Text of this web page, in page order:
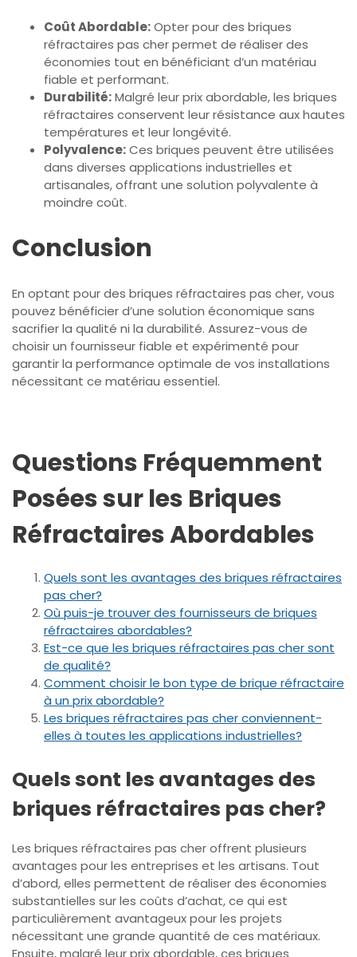
Coût Abordable:Opter pour des briques
réfractaires pas cher permet de réaliser des
économies tout en bénéficiant d’un matériau
fiable et performant.
Durabilité:Malgré leur prix abordable, les briques
réfractaires conservent leur résistance aux hautes
températures et leur longévité.
Polyvalence:Ces briques peuvent être utilisées
dans diverses applications industrielles et
artisanales, offrant une solution polyvalente à
moindre coût.
Conclusion
En optant pour des briques réfractaires pas cher, vous
pouvez bénéficier d’une solution économique sans
sacrifier la qualité ni la durabilité. Assurez-vous de
choisir un fournisseur fiable et expérimenté pour
garantir la performance optimale de vos installations
nécessitant ce matériau essentiel.
Questions Fréquemment
Posées sur les Briques
Réfractaires Abordables
Quels sont les avantages des briques réfractaires
pas cher?
Où puis-je trouver des fournisseurs de briques
réfractaires abordables?
Est-ce que les briques réfractaires pas cher sont
de qualité?
Comment choisir le bon type de brique réfractaire
à un prix abordable?
Les briques réfractaires pas cher conviennent-
elles à toutes les applications industrielles?
Quels sont les avantages des
briques réfractaires pas cher?
Les briques réfractaires pas cher offrent plusieurs
avantages pour les entreprises et les artisans. Tout
d’abord, elles permettent de réaliser des économies
substantielles sur les coûts d’achat, ce qui est
particulièrement avantageux pour les projets
nécessitant une grande quantité de ces matériaux.